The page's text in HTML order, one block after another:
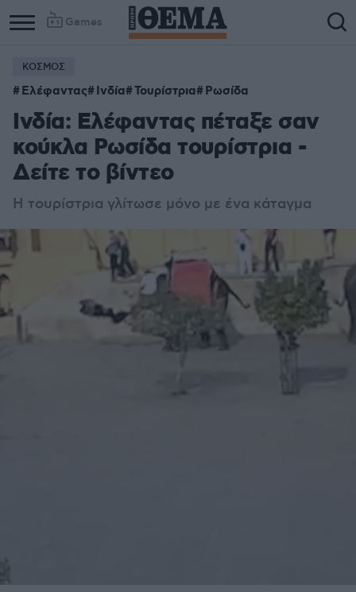
Games
ΚΟΣΜΟΣ
Ελέφαντας Ινδία Τουρίστρια Ρωσίδα
Ινδία: Ελέφαντας πέταξε σαν
κούκλα Ρωσίδα τουρίστρια -
Δείτε το βίντεο
H τουρίστρια γλίτωσε μόνο με ένα κάταγμα